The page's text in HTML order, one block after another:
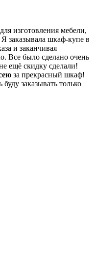
изготовления мебели,
заказывала шкаф-купе в
и заканчивая
Все было сделано очень
ещё скидку сделали!
за прекрасный шкаф!
заказывать только